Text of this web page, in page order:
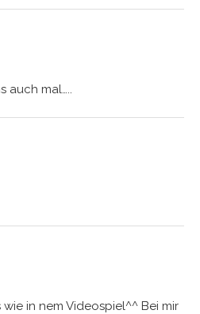
auch mal…..
in nem Videospiel^^ Bei mir